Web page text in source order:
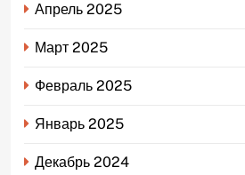
Апрель 2025
Март 2025
Февраль 2025
Январь 2025
Декабрь 2024